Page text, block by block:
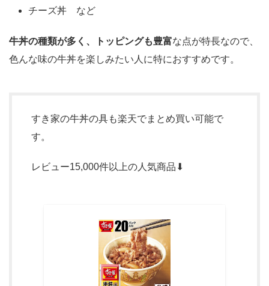
チーズ丼 など
牛丼の種類が多く、トッピングも豊富な点が特長なので、
色んな味の牛丼を楽しみたい人に特におすすめです。
すき家の牛丼の具も楽天でまとめ買い可能で
す。
レビュー15,000件以上の人気商品⬇︎